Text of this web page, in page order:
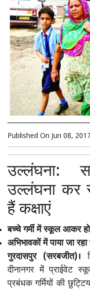
Published On Jun 08,
उल्लंघना:
उल्लंघना कर
हैं कक्षाएं
बच्चे गर्मी में स्कूल आकर
अभिभावकों में पाया जा रहा
गुरदासपुर (सरबजीत)।
दीनानगर में प्राईवेट
प्रबंधक गर्मियों की